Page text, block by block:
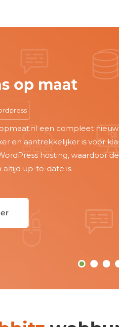
maat
een compleet nieuw
aantrekkelijker is voor
hosting, waardoor de
up-to-date is.